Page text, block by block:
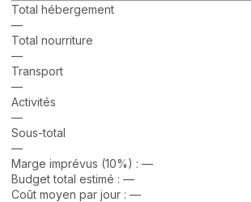
Total hébergement
—
Total nourriture
—
Transport
—
Activités
—
Sous-total
—
Marge imprévus (10%) : —
Budget total estimé : —
Coût moyen par jour : —